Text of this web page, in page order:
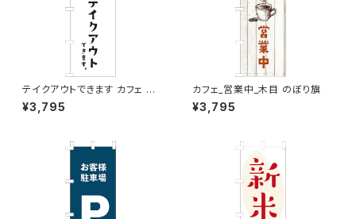
テイクアウトできます カフェ コ
ーヒー のぼり旗
¥3,795
カフェ_営業中_木目 のぼり旗
¥3,795